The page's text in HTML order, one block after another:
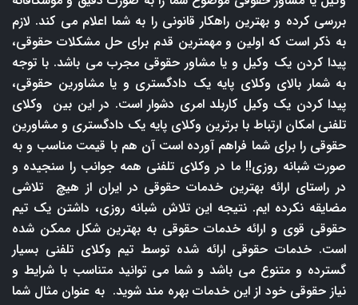
بررسی کرده و بهترین راهکار قانونی را به شما اعلام می کند. لازم
به ذکر است که اولین و مهمترین قدم برای حل مشکلات حقوقی،
پیدا کردن یک وکیل و یا مشاور حقوقی مجرب می باشد. با توجه
به شمار بالای وکلای پایه یک دادگستری و یا مشاورین حقوقی،
پیدا کردن یک وکیل کاربلد امری دشوار است. در این بین وکلای
تلفنی امکان ارتباط با برترین وکلای پایه یک دادگستری و مشاورین
حقوقی را برای شما فراهم آورده است آن هم با قیمت مناسب و به
صورت شبانه روزی!! ما در وکلای تلفنی همه جوانب را سنجیده و
در راستای ارائه بهترین خدمات حقوقی در ایران از هیچ تلاشی
مضایقه نکرده ایم. نتیجه این تلاش شبانه روزی، داشتن یک تیم
حقوقی قوی و ارائه خدمات حقوقی به بهترین شکل ممکن شده
است. خدمات حقوقی ارائه شده توسط تیم وکلای تلفنی بسیار
گسترده و متنوع می باشد و شما می توانید متناسب با شرایط و
نیاز حقوقی خود از این خدمات بهره مند شوید. به عنوان مثال شما